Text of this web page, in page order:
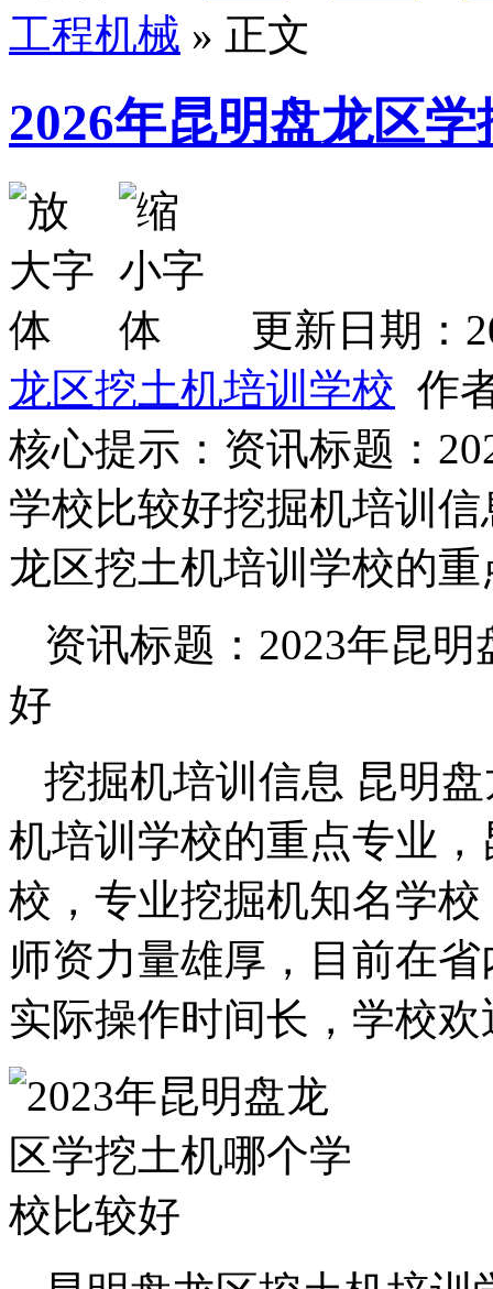
工程机械 » 正文
2026年昆明盘龙区
更新日期：
龙区挖土机培训学校 作
核心提示：资讯标题：
学校比较好挖掘机培训
龙区挖土机培训学校的
资讯标题：2023年昆
好
挖掘机培训信息 昆明
机培训学校的重点专业
校，专业挖掘机知名学
师资力量雄厚，目前在
实际操作时间长，学校